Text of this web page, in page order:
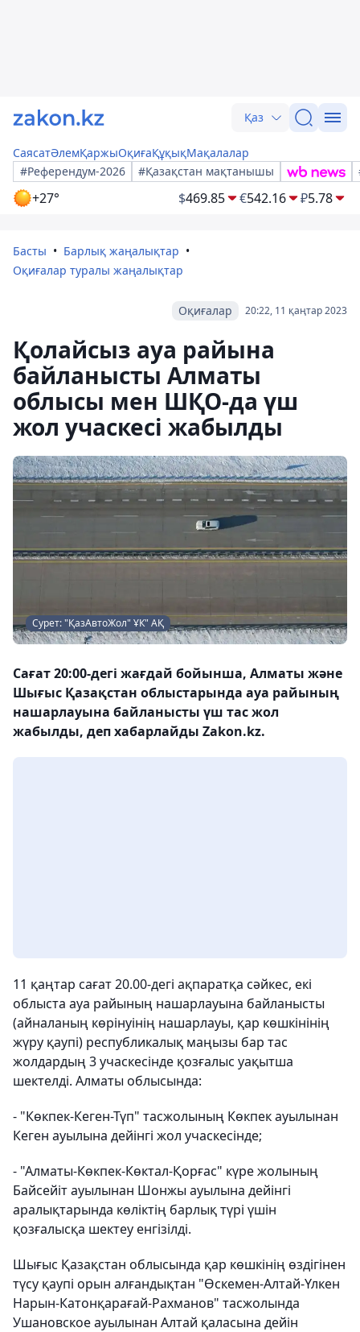
Қаз
СаясатӘлемҚаржыОқиғаҚұқықМақалалар
#Референдум-2026
#Қазақстан мақтанышы
+27° $469.85 €542.16 ₽5.78
Басты
Барлық жаңалықтар
Оқиғалар туралы жаңалықтар
20:22, 11 қаңтар 2023
Оқиғалар
Қолайсыз ауа райына
байланысты Алматы
облысы мен ШҚО-да үш
жол учаскесі жабылды
Сурет: "ҚазАвтоЖол" ҰК" АҚ
Сағат 20:00-дегі жағдай бойынша, Алматы және
Шығыс Қазақстан облыстарында ауа райының
нашарлауына байланысты үш тас жол
жабылды, деп хабарлайды Zakon.kz.
11 қаңтар сағат 20.00-дегі ақпаратқа сәйкес, екі
облыста ауа райының нашарлауына байланысты
(айналаның көрінуінің нашарлауы, қар көшкінінің
жүру қаупі) республикалық маңызы бар тас
жолдардың 3 учаскесінде қозғалыс уақытша
шектелді. Алматы облысында:
- "Көкпек-Кеген-Түп" тасжолының Көкпек ауылынан
Кеген ауылына дейінгі жол учаскесінде;
- "Алматы-Көкпек-Көктал-Қорғас" күре жолының
Байсейіт ауылынан Шонжы ауылына дейінгі
аралықтарында көліктің барлық түрі үшін
қозғалысқа шектеу енгізілді.
Шығыс Қазақстан облысында қар көшкінің өздігінен
түсу қаупі орын алғандықтан "Өскемен-Алтай-Үлкен
Нарын-Катонқарағай-Рахманов" тасжолында
Ушановское ауылынан Алтай қаласына дейін